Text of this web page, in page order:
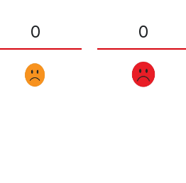
0 0